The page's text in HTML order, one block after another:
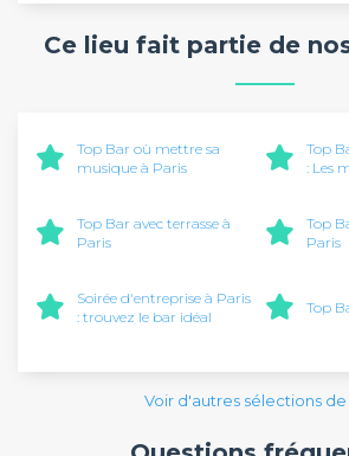
Ce lieu fait partie de
Top Bar où mettre sa
musique à Paris
Top
: Les
Top Bar avec terrasse à
Paris
Top
Paris
Soirée d'entreprise à Paris
: trouvez le bar idéal
Top
Voir d'autres sélections